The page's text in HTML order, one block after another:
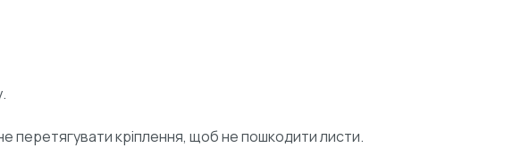
перетягувати кріплення, щоб не пошкодити листи.